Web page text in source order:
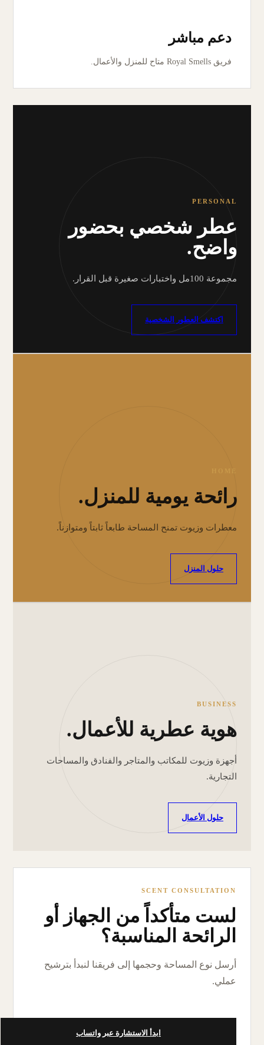
دعم مباشر
فريق Royal Smells متاح للمنزل والأعمال.
PERSONAL
عطر شخصي بحضور
واضح.
مجموعة 100مل واختبارات صغيرة قبل القرار.
اكتشف العطور الشخصية
HOME
رائحة يومية للمنزل.
معطرات وزيوت تمنح المساحة طابعاً ثابتاً ومتوازناً.
حلول المنزل
BUSINESS
هوية عطرية للأعمال.
أجهزة وزيوت للمكاتب والمتاجر والفنادق والمساحات
التجارية.
حلول الأعمال
SCENT CONSULTATION
لست متأكداً من الجهاز أو
الرائحة المناسبة؟
أرسل نوع المساحة وحجمها إلى فريقنا لنبدأ بترشيح
عملي.
ابدأ الاستشارة عبر واتساب